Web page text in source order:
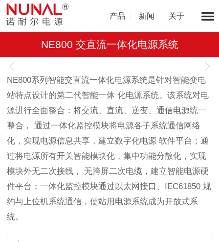
产品 新闻 关于
NE800 交直流一体化电源系统
1/1
NE800系列智能交直流一体化电源系统是针对智能变电
站特点设计的第二代智能一体 化电源系统。该系统对电
源进行全面整合：将交流、直流、逆变、通信电源统一
整合， 通过一体化监控模块将电源各子系统通信网络
化，实现电源信息共享，建立数字化电源 软件平台；通
过将电源所有开关智能模块化，集中功能分散化，实现
模块外无二次接线， 无跨屏二次电缆，建立智能电源硬
件平台；一体化监控模块通过以太网接口、IEC61850 规
约与上位机系统通信，使站用电源系统成为开放式系
统。